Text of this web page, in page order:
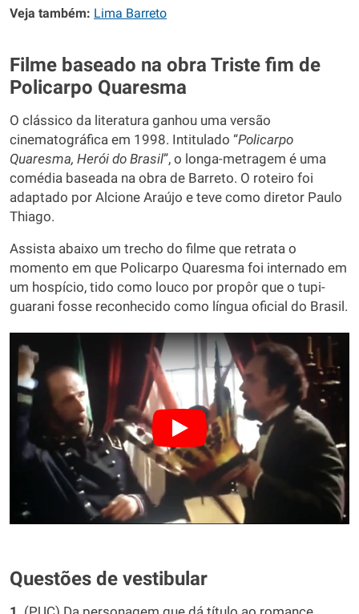
Veja também: Lima Barreto
Filme baseado na obra Triste fim de
Policarpo Quaresma
O clássico da literatura ganhou uma versão
cinematográfica em 1998. Intitulado “Policarpo
Quaresma, Herói do Brasil”, o longa-metragem é uma
comédia baseada na obra de Barreto. O roteiro foi
adaptado por Alcione Araújo e teve como diretor Paulo
Thiago.
Assista abaixo um trecho do filme que retrata o
momento em que Policarpo Quaresma foi internado em
um hospício, tido como louco por propôr que o tupi-
guarani fosse reconhecido como língua oficial do Brasil.
Questões de vestibular